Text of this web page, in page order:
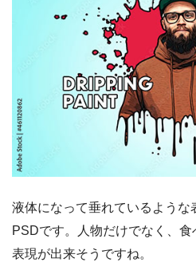
液体になって垂れているような
PSDです。人物だけでなく、
表現が出来そうですね。